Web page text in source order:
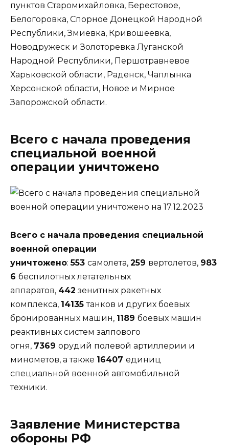
пунктов Старомихайловка, Берестовое,
Белогоровка, Спорное Донецкой Народной
Республики, Змиевка, Кривошеевка,
Новодружеск и Золоторевка Луганской
Народной Республики, Першотравневое
Харьковской области, Раденск, Чаплынка
Херсонской области, Новое и Мирное
Запорожской области.
Всего с начала проведения
специальной военной
операции уничтожено
Всего с начала проведения специальной
военной операции
уничтожено:553 самолета, 259 вертолетов, 983
6 беспилотных летательных
аппаратов, 442 зенитных ракетных
комплекса, 14135танков и других боевых
бронированных машин, 1189 боевых машин
реактивных систем залпового
огня, 7369 орудий полевой артиллерии и
минометов, а также 16407 единиц
специальной военной автомобильной
техники.
Заявление Министерства
обороны РФ